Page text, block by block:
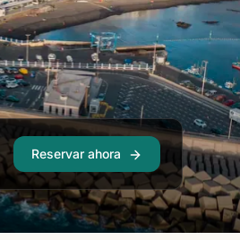
Reservar ahora